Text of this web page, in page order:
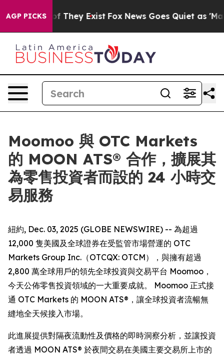
AGP PICKS
no Proof They Exist Fox News Goes Quiet as
Moomoo 與 OTC Markets
的 MOON ATS® 合作，擴展其
為零售投資者而設的 24 小時交
易服務
紐約, Dec. 03, 2025 (GLOBE NEWSWIRE) -- 為超過
12,000 隻美國及全球證券在受監管市場營運的 OTC
Markets Group Inc.（OTCQX: OTCM），與擁有超過
2,800 萬全球用戶的領先全球投資與交易平台 Moomoo，
今天公佈零售投資領域的一大重要成就。 Moomoo 正式接
通 OTC Markets 的 MOON ATS®，讓全球投資者流暢無
縫地全天候接入市場。
此進展提供對隔夜流動性及價格的即時洞察分析，並讓投資
者透過 MOON ATS® 於夜間交易在美國主要交易所上市的